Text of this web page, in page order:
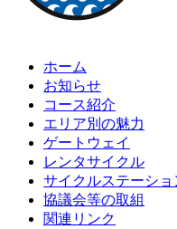
ホーム
お知らせ
コース紹介
エリア別の魅力
ゲートウェイ
レンタサイクル
サイクルステーショ
協議会等の取組
関連リンク